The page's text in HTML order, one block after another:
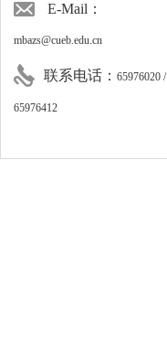
E-Mail：
mbazs@cueb.edu.cn
联系电话： 65976020 /
65976412